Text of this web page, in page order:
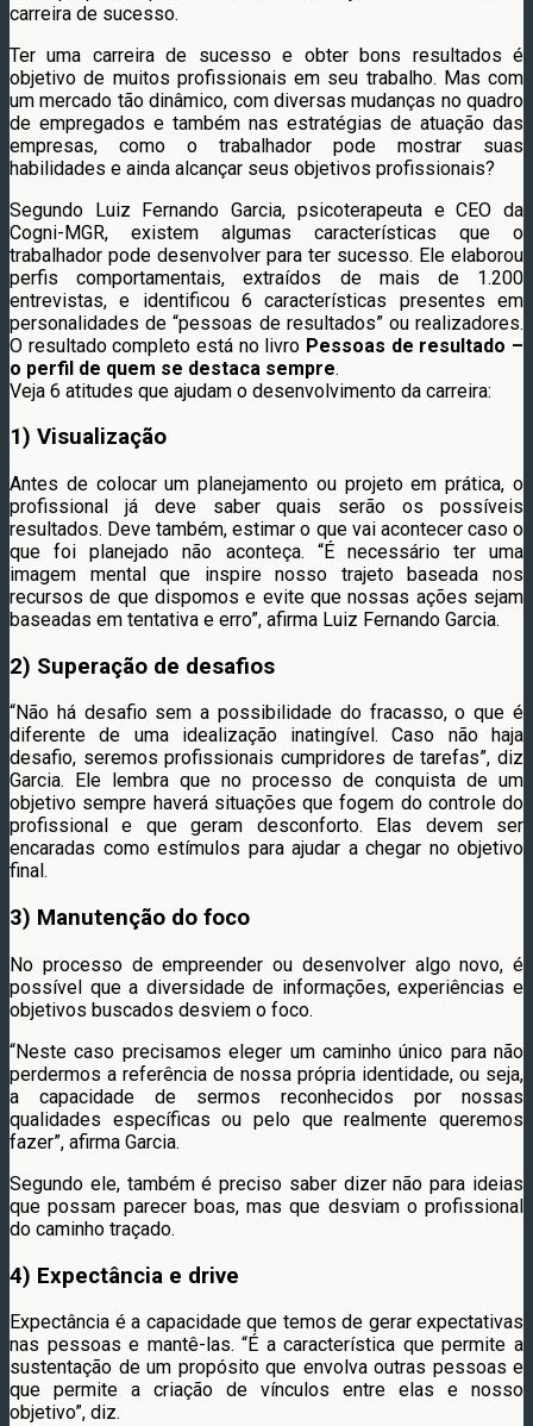
carreira de sucesso.
Ter uma carreira de sucesso e obter bons resultados é
objetivo de muitos profissionais em seu trabalho. Mas com
um mercado tão dinâmico, com diversas mudanças no quadro
de empregados e também nas estratégias de atuação das
empresas, como o trabalhador pode mostrar suas
habilidades e ainda alcançar seus objetivos profissionais?
Segundo Luiz Fernando Garcia, psicoterapeuta e CEO da
Cogni-MGR, existem algumas características que o
trabalhador pode desenvolver para ter sucesso. Ele elaborou
perfis comportamentais, extraídos de mais de 1.200
entrevistas, e identificou 6 características presentes em
personalidades de “pessoas de resultados” ou realizadores.
O resultado completo está no livro Pessoas de resultado –
o perfil de quem se destaca sempre.
Veja 6 atitudes que ajudam o desenvolvimento da carreira:
1) Visualização
Antes de colocar um planejamento ou projeto em prática, o
profissional já deve saber quais serão os possíveis
resultados. Deve também, estimar o que vai acontecer caso o
que foi planejado não aconteça. “É necessário ter uma
imagem mental que inspire nosso trajeto baseada nos
recursos de que dispomos e evite que nossas ações sejam
baseadas em tentativa e erro”, afirma Luiz Fernando Garcia.
2) Superação de desafios
“Não há desafio sem a possibilidade do fracasso, o que é
diferente de uma idealização inatingível. Caso não haja
desafio, seremos profissionais cumpridores de tarefas”, diz
Garcia. Ele lembra que no processo de conquista de um
objetivo sempre haverá situações que fogem do controle do
profissional e que geram desconforto. Elas devem ser
encaradas como estímulos para ajudar a chegar no objetivo
final.
3) Manutenção do foco
No processo de empreender ou desenvolver algo novo, é
possível que a diversidade de informações, experiências e
objetivos buscados desviem o foco.
“Neste caso precisamos eleger um caminho único para não
perdermos a referência de nossa própria identidade, ou seja,
a capacidade de sermos reconhecidos por nossas
qualidades específicas ou pelo que realmente queremos
fazer”, afirma Garcia.
Segundo ele, também é preciso saber dizer não para ideias
que possam parecer boas, mas que desviam o profissional
do caminho traçado.
4) Expectância e drive
Expectância é a capacidade que temos de gerar expectativas
nas pessoas e mantê-las. “É a característica que permite a
sustentação de um propósito que envolva outras pessoas e
que permite a criação de vínculos entre elas e nosso
objetivo”, diz.